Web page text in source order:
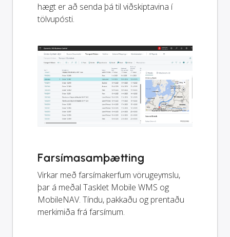
hægt er að senda þá til viðskiptavina í
tölvupósti.
Farsímasamþætting
Virkar með farsímakerfum vörugeymslu,
þar á meðal Tasklet Mobile WMS og
MobileNAV. Tíndu, pakkaðu og prentaðu
merkimiða frá farsímum.